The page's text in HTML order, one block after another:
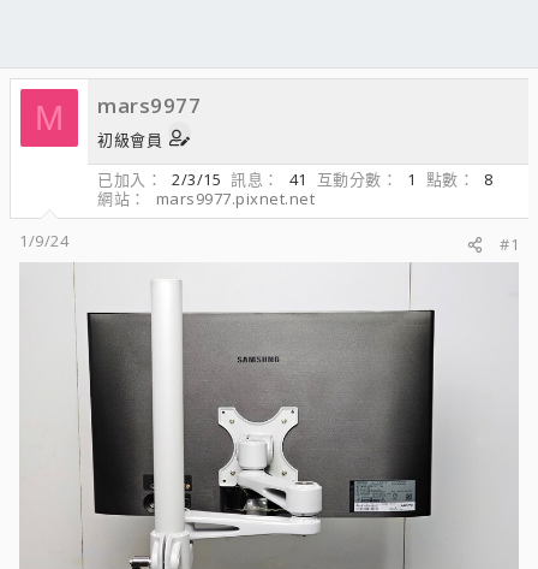
M mars9977
初級會員
已加入
2/3/15 訊息 41 互動分數 1 點數
8
網站
mars9977.pixnet.net
1/9/24
#1